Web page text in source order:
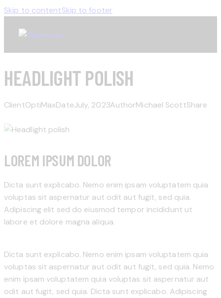
Skip to contentSkip to footer
HEADLIGHT POLISH
ClientOptiMaxDateJuly, 2023AuthorMichael ScottShare
LOREM IPSUM DOLOR
Dicta sunt explicabo. Nemo enim ipsam voluptatem quia
voluptas sit aspernatur aut odit aut fugit, sed quia.
Adipiscing elit sed do eiusmod tempor incididunt ut
labore et dolore magna aliqua.
Dicta sunt explicabo. Nemo enim ipsam voluptatem quia
voluptas sit aspernatur aut odit aut fugit, sed quia. Nemo
enim ipsam voluptatem quia voluptas sit aspernatur aut
odit aut fugit, sed quia. Dicta sunt explicabo. Adipiscing